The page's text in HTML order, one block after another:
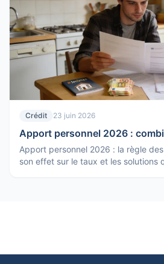
Crédit 23 juin 2026
Apport personnel 2026 :
Apport personnel 2026 : la règle
son effet sur le taux et les solutions